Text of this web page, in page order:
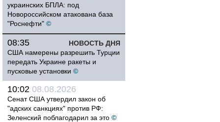
украинских БПЛА: под
Новороссийском атакована база
"Роснефти" ©
НОВОСТЬ ДНЯ
08:35
США намерены разрешить Турции
передать Украине ракеты и
пусковые установки ©
10:02 08.08.2026
Сенат США утвердил закон об
"адских санкциях" против РФ:
Зеленский поблагодарил за это ©